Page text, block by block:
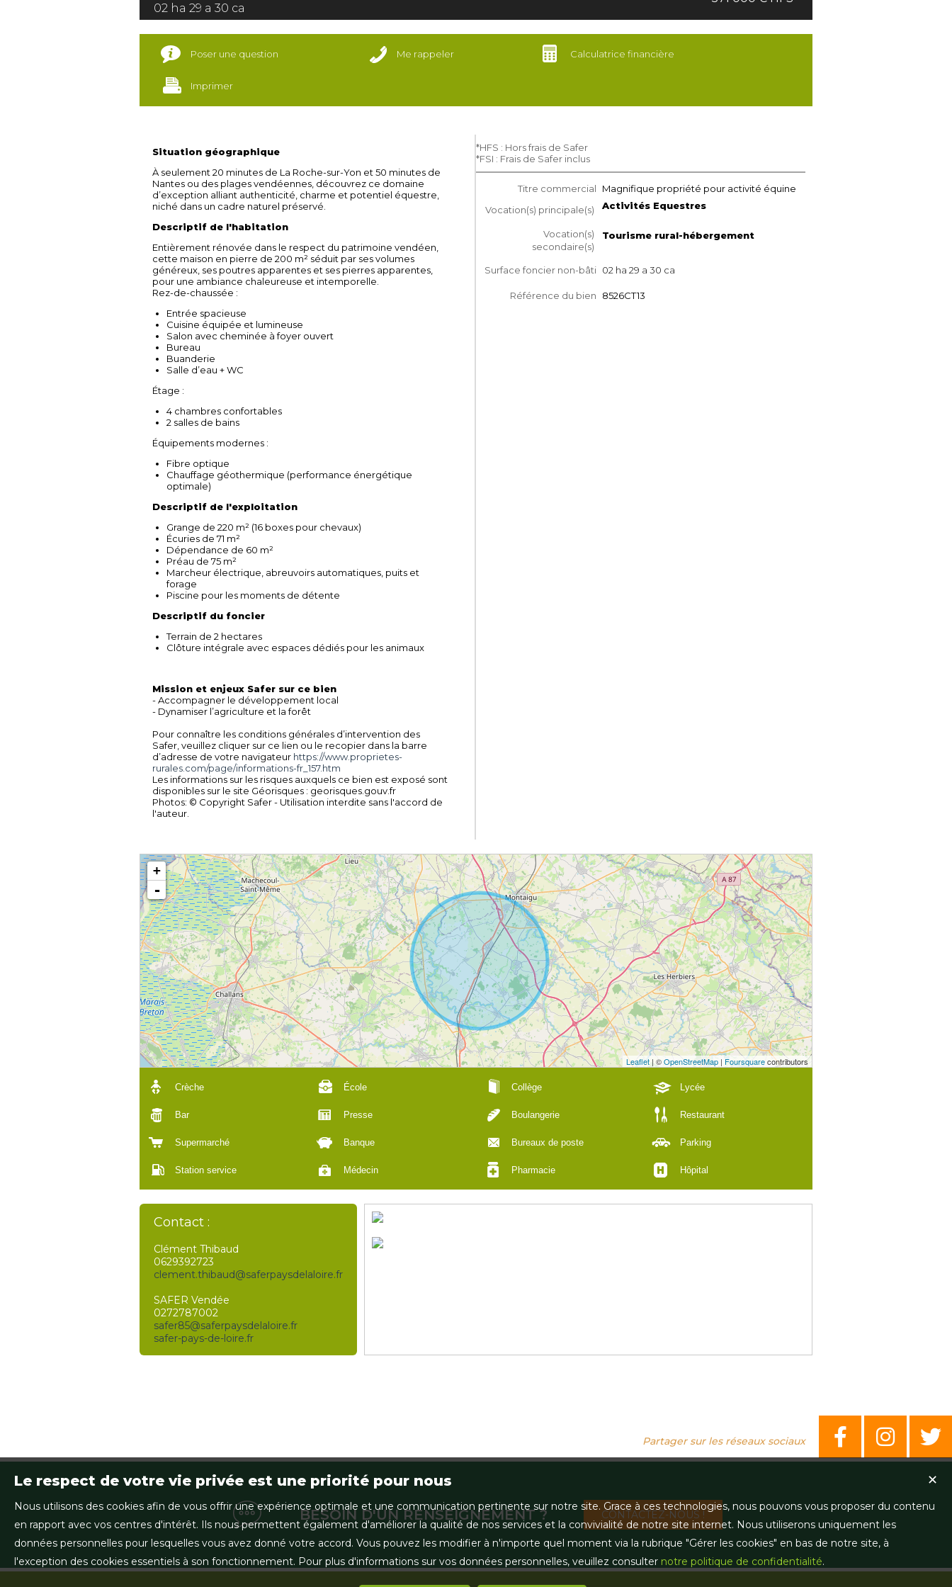
02 ha 29 a 30 ca
Poser une question Me rappeler Calculatrice financière
Imprimer
Situation géographique
À seulement 20 minutes de La Roche-sur-Yon et 50 minutes de
Nantes ou des plages vendéennes, découvrez ce domaine
d’exception alliant authenticité, charme et potentiel équestre,
niché dans un cadre naturel préservé.
Descriptif de l'habitation
Entièrement rénovée dans le respect du patrimoine vendéen,
cette maison en pierre de 200 m² séduit par ses volumes
généreux, ses poutres apparentes et ses pierres apparentes,
pour une ambiance chaleureuse et intemporelle.
Rez-de-chaussée :
Entrée spacieuse
Cuisine équipée et lumineuse
Salon avec cheminée à foyer ouvert
Bureau
Buanderie
Salle d’eau + WC
Étage :
4 chambres confortables
2 salles de bains
Équipements modernes :
Fibre optique
Chauffage géothermique (performance énergétique
optimale)
Descriptif de l'exploitation
Grange de 220 m² (16 boxes pour chevaux)
Écuries de 71 m²
Dépendance de 60 m²
Préau de 75 m²
Marcheur électrique, abreuvoirs automatiques, puits et
forage
Piscine pour les moments de détente
Descriptif du foncier
Terrain de 2 hectares
Clôture intégrale avec espaces dédiés pour les animaux
Mission et enjeux Safer sur ce bien
- Accompagner le développement local
- Dynamiser l’agriculture et la forêt
Pour connaître les conditions générales d’intervention des
Safer, veuillez cliquer sur ce lien ou le recopier dans la barre
d’adresse de votre navigateur https://www.proprietes-
rurales.com/page/informations-fr_157.htm
Les informations sur les risques auxquels ce bien est exposé sont
disponibles sur le site Géorisques : georisques.gouv.fr
Photos: © Copyright Safer - Utilisation interdite sans l'accord de
l'auteur.
*HFS : Hors frais de Safer
*FSI : Frais de Safer inclus
Titre commercial
Magnifique propriété pour activité équine
Vocation(s) principale(s)
Activités Equestres
Vocation(s)
secondaire(s)
Tourisme rural-hébergement
Surface foncier non-bâti 02 ha 29 a 30 ca
Référence du bien 8526CT13
+
-
Leaflet | ©OpenStreetMap | Foursquarecontributors
Crèche École Collège Lycée
Bar Presse Boulangerie Restaurant
Supermarché Banque Bureaux de poste Parking
Station service Médecin Pharmacie Hôpital
Contact :
Clément Thibaud
0629392723
clement.thibaud@saferpaysdelaloire.fr
SAFER Vendée
0272787002
safer85@saferpaysdelaloire.fr
safer-pays-de-loire.fr
Partager sur les réseaux sociaux
BESOIN D'UN RENSEIGNEMENT ? CONTACTEZ-NOUS !
✕
Le respect de votre vie privée est une priorité pour nous
Nous utilisons des cookies afin de vous offrir une expérience optimale et une communication pertinente sur notre site. Grace à ces technologies, nous pouvons vous proposer du contenu
en rapport avec vos centres d'intérêt. Ils nous permettent également d'améliorer la qualité de nos services et la convivialité de notre site internet. Nous utiliserons uniquement les
données personnelles pour lesquelles vous avez donné votre accord. Vous pouvez les modifier à n'importe quel moment via la rubrique "Gérer les cookies" en bas de notre site, à
l'exception des cookies essentiels à son fonctionnement. Pour plus d'informations sur vos données personnelles, veuillez consulter notre politique de confidentialité.